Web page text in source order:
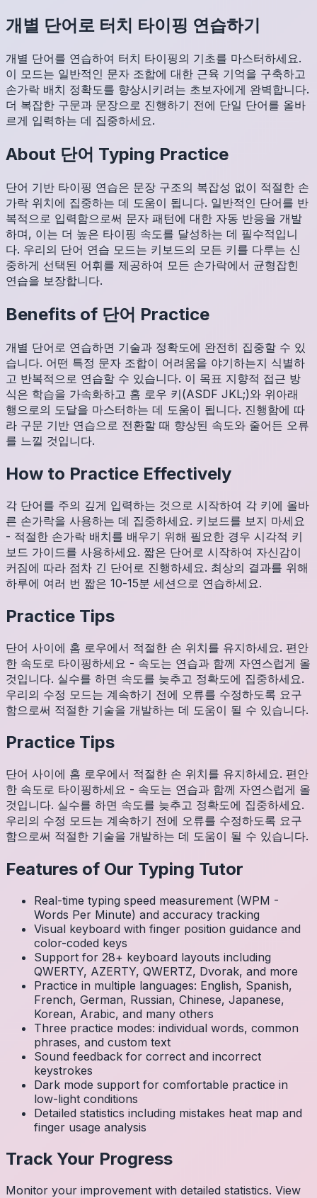
개별 단어로 터치 타이핑 연습하기
개별 단어를 연습하여 터치 타이핑의 기초를 마스터하세요.
이 모드는 일반적인 문자 조합에 대한 근육 기억을 구축하고
손가락 배치 정확도를 향상시키려는 초보자에게 완벽합니다.
더 복잡한 구문과 문장으로 진행하기 전에 단일 단어를 올바
르게 입력하는 데 집중하세요.
About 단어 Typing Practice
단어 기반 타이핑 연습은 문장 구조의 복잡성 없이 적절한 손
가락 위치에 집중하는 데 도움이 됩니다. 일반적인 단어를 반
복적으로 입력함으로써 문자 패턴에 대한 자동 반응을 개발
하며, 이는 더 높은 타이핑 속도를 달성하는 데 필수적입니
다. 우리의 단어 연습 모드는 키보드의 모든 키를 다루는 신
중하게 선택된 어휘를 제공하여 모든 손가락에서 균형잡힌
연습을 보장합니다.
Benefits of 단어 Practice
개별 단어로 연습하면 기술과 정확도에 완전히 집중할 수 있
습니다. 어떤 특정 문자 조합이 어려움을 야기하는지 식별하
고 반복적으로 연습할 수 있습니다. 이 목표 지향적 접근 방
식은 학습을 가속화하고 홈 로우 키(ASDF JKL;)와 위아래
행으로의 도달을 마스터하는 데 도움이 됩니다. 진행함에 따
라 구문 기반 연습으로 전환할 때 향상된 속도와 줄어든 오류
를 느낄 것입니다.
How to Practice Effectively
각 단어를 주의 깊게 입력하는 것으로 시작하여 각 키에 올바
른 손가락을 사용하는 데 집중하세요. 키보드를 보지 마세요
- 적절한 손가락 배치를 배우기 위해 필요한 경우 시각적 키
보드 가이드를 사용하세요. 짧은 단어로 시작하여 자신감이
커짐에 따라 점차 긴 단어로 진행하세요. 최상의 결과를 위해
하루에 여러 번 짧은 10-15분 세션으로 연습하세요.
Practice Tips
단어 사이에 홈 로우에서 적절한 손 위치를 유지하세요. 편안
한 속도로 타이핑하세요 - 속도는 연습과 함께 자연스럽게 올
것입니다. 실수를 하면 속도를 늦추고 정확도에 집중하세요.
우리의 수정 모드는 계속하기 전에 오류를 수정하도록 요구
함으로써 적절한 기술을 개발하는 데 도움이 될 수 있습니다.
Practice Tips
단어 사이에 홈 로우에서 적절한 손 위치를 유지하세요. 편안
한 속도로 타이핑하세요 - 속도는 연습과 함께 자연스럽게 올
것입니다. 실수를 하면 속도를 늦추고 정확도에 집중하세요.
우리의 수정 모드는 계속하기 전에 오류를 수정하도록 요구
함으로써 적절한 기술을 개발하는 데 도움이 될 수 있습니다.
Features of Our Typing Tutor
Real-time typing speed measurement (WPM -
Words Per Minute) and accuracy tracking
Visual keyboard with finger position guidance and
color-coded keys
Support for 28+ keyboard layouts including
QWERTY, AZERTY, QWERTZ, Dvorak, and more
Practice in multiple languages: English, Spanish,
French, German, Russian, Chinese, Japanese,
Korean, Arabic, and many others
Three practice modes: individual words, common
phrases, and custom text
Sound feedback for correct and incorrect
keystrokes
Dark mode support for comfortable practice in
low-light conditions
Detailed statistics including mistakes heat map and
finger usage analysis
Track Your Progress
Monitor your improvement with detailed statistics. View